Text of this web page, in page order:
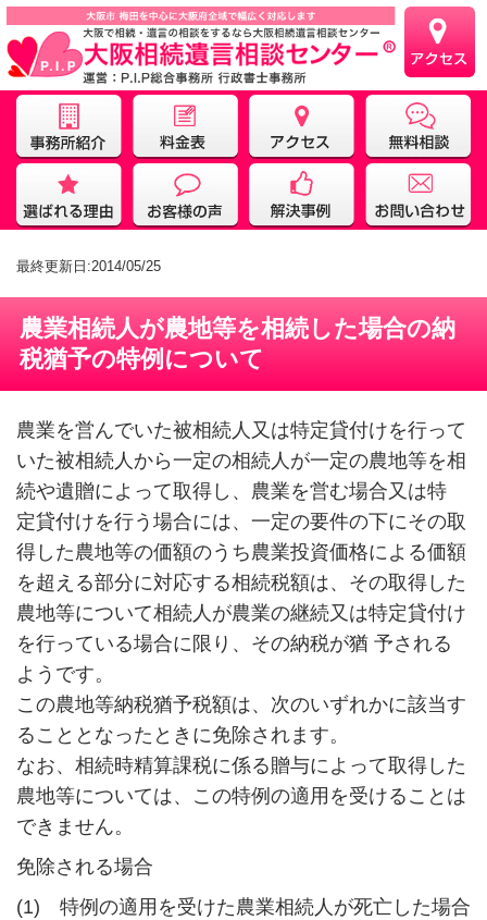
最終更新日:2014/05/25
農業相続人が農地等を相続した場合の納
税猶予の特例について
農業を営んでいた被相続人又は特定貸付けを行って
いた被相続人から一定の相続人が一定の農地等を相
続や遺贈によって取得し、農業を営む場合又は特
定貸付けを行う場合には、一定の要件の下にその取
得した農地等の価額のうち農業投資価格による価額
を超える部分に対応する相続税額は、その取得した
農地等について相続人が農業の継続又は特定貸付け
を行っている場合に限り、その納税が猶 予される
ようです。
この農地等納税猶予税額は、次のいずれかに該当す
ることとなったときに免除されます。
なお、相続時精算課税に係る贈与によって取得した
農地等については、この特例の適用を受けることは
できません。
免除される場合
(1) 特例の適用を受けた農業相続人が死亡した場合